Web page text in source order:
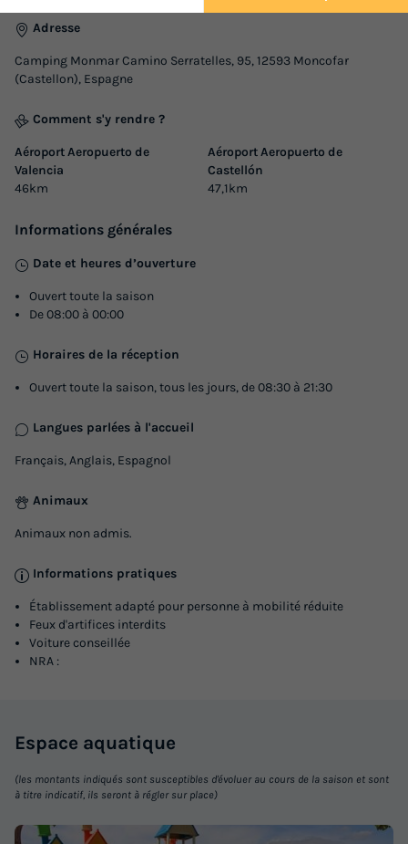
Adresse
Camping Monmar Camino Serratelles, 95, 12593 Moncofar
(Castellon), Espagne
Comment s'y rendre ?
Aéroport Aeropuerto de
Valencia
46km
Aéroport Aeropuerto de
Castellón
47,1km
Informations générales
Date et heures d’ouverture
Ouvert toute la saison
De 08:00 à 00:00
Horaires de la réception
Ouvert toute la saison, tous les jours, de 08:30 à 21:30
Langues parlées à l'accueil
Français, Anglais, Espagnol
Animaux
Animaux non admis.
Informations pratiques
Établissement adapté pour personne à mobilité réduite
Feux d'artifices interdits
Voiture conseillée
NRA :
Espace aquatique
(les montants indiqués sont susceptibles d'évoluer au cours de la saison et sont
à titre indicatif, ils seront à régler sur place)